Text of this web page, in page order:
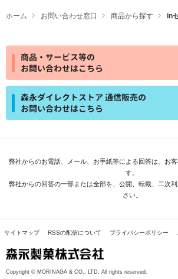
ホーム お問い合わせ窓口 商品から探す in
商品・サービス等の
お問い合わせはこちら
森永ダイレクトストア 通信販売の
お問い合わせはこちら
弊社からのお電話、メール、お手紙等による回答は、お
す。
弊社からの回答の一部または全部を、公開、転載、二次
さい。
サイトマップ RSSの配信について プライバシーポリシー
Copyright © MORINAGA & CO., LTD. All rights reserved.